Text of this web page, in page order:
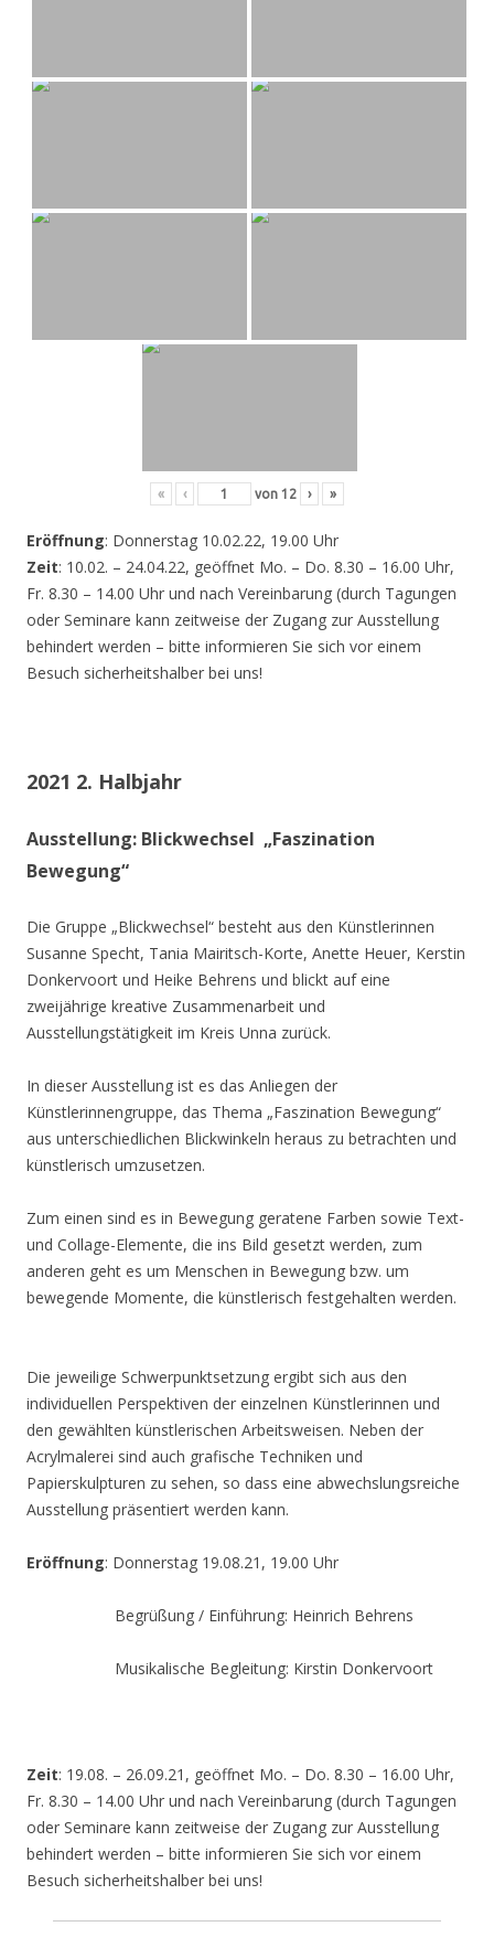
« ‹ von 12 › »
Eröffnung: Donnerstag 10.02.22, 19.00 Uhr
Zeit: 10.02. – 24.04.22, geöffnet Mo. – Do. 8.30 – 16.00 Uhr,
Fr. 8.30 – 14.00 Uhr und nach Vereinbarung (durch Tagungen
oder Seminare kann zeitweise der Zugang zur Ausstellung
behindert werden – bitte informieren Sie sich vor einem
Besuch sicherheitshalber bei uns!
2021 2. Halbjahr
Ausstellung: Blickwechsel „Faszination
Bewegung“
Die Gruppe „Blickwechsel“ besteht aus den Künstlerinnen
Susanne Specht, Tania Mairitsch-Korte, Anette Heuer, Kerstin
Donkervoort und Heike Behrens und blickt auf eine
zweijährige kreative Zusammenarbeit und
Ausstellungstätigkeit im Kreis Unna zurück.
In dieser Ausstellung ist es das Anliegen der
Künstlerinnengruppe, das Thema „Faszination Bewegung“
aus unterschiedlichen Blickwinkeln heraus zu betrachten und
künstlerisch umzusetzen.
Zum einen sind es in Bewegung geratene Farben sowie Text-
und Collage-Elemente, die ins Bild gesetzt werden, zum
anderen geht es um Menschen in Bewegung bzw. um
bewegende Momente, die künstlerisch festgehalten werden.
Die jeweilige Schwerpunktsetzung ergibt sich aus den
individuellen Perspektiven der einzelnen Künstlerinnen und
den gewählten künstlerischen Arbeitsweisen. Neben der
Acrylmalerei sind auch grafische Techniken und
Papierskulpturen zu sehen, so dass eine abwechslungsreiche
Ausstellung präsentiert werden kann.
Eröffnung: Donnerstag 19.08.21, 19.00 Uhr
Begrüßung / Einführung: Heinrich Behrens
Musikalische Begleitung: Kirstin Donkervoort
Zeit: 19.08. – 26.09.21, geöffnet Mo. – Do. 8.30 – 16.00 Uhr,
Fr. 8.30 – 14.00 Uhr und nach Vereinbarung (durch Tagungen
oder Seminare kann zeitweise der Zugang zur Ausstellung
behindert werden – bitte informieren Sie sich vor einem
Besuch sicherheitshalber bei uns!